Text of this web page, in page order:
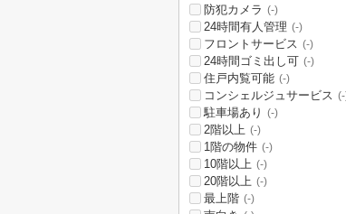
防犯カメラ (-)
24時間有人管理 (-)
フロントサービス (-)
24時間ゴミ出し可 (-)
住戸内覧可能 (-)
コンシェルジュサービス
駐車場あり (-)
2階以上 (-)
1階の物件 (-)
10階以上 (-)
20階以上 (-)
最上階 (-)